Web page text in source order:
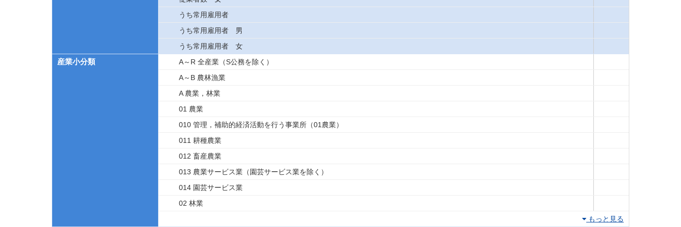
うち常用雇用者
うち常用雇用者 男
うち常用雇用者 女
産業小分類
A～R 全産業（S公務を除く）
A～B 農林漁業
A 農業，林業
01 農業
010 管理，補助的経済活動を行う事業所（01農業）
011 耕種農業
012 畜産農業
013 農業サービス業（園芸サービス業を除く）
014 園芸サービス業
02 林業
もっと見る